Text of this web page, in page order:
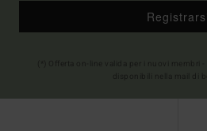
Registrarsi